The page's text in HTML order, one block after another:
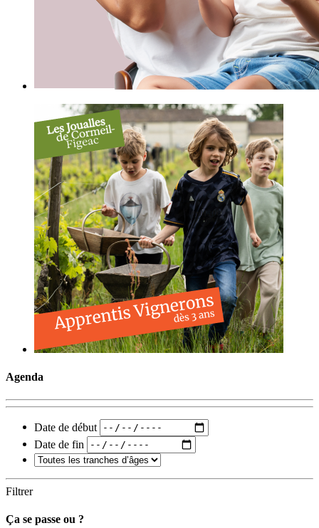
Agenda
Date de début
Date de fin
Filtrer
Ça se passe ou ?